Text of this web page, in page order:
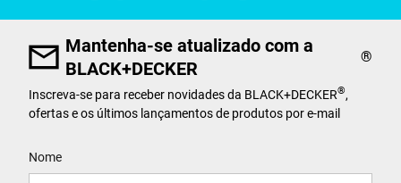
Mantenha-se atualizado com a
BLACK+DECKER
®
Inscreva-se para receber novidades da BLACK+DECKER®
ofertas e os últimos lançamentos de produtos por e-mail
Nome